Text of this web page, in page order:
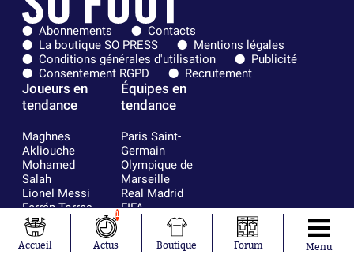
Abonnements
Contacts
La boutique SO PRESS
Mentions légales
Conditions générales d'utilisation
Publicité
Consentement RGPD
Recrutement
Joueurs en
tendance
Maghnes
Akliouche
Mohamed
Salah
Lionel Messi
Ferrán Torres
Kilian Corredor
Franco
Mastantuono
Équipes en
tendance
Paris Saint-
Germain
Olympique de
Marseille
Real Madrid
FIFA
Olympique
AS Monaco
Accueil
1
Actus Boutique Forum Menu